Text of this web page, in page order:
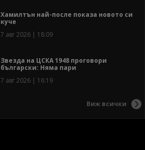
Хамилтън най-после показа новото си
куче
7 авг 2026 | 18:09
Звезда на ЦСКА 1948 проговори
български: Няма пари
7 авг 2026 | 16:19
Виж всички